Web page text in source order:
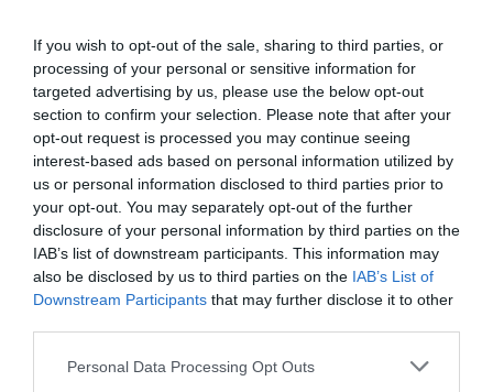
If you wish to opt-out of the sale, sharing to third parties, or
processing of your personal or sensitive information for
targeted advertising by us, please use the below opt-out
section to confirm your selection. Please note that after your
opt-out request is processed you may continue seeing
interest-based ads based on personal information utilized by
us or personal information disclosed to third parties prior to
your opt-out. You may separately opt-out of the further
disclosure of your personal information by third parties on the
IAB’s list of downstream participants. This information may
also be disclosed by us to third parties on the IAB’s List of
Downstream Participants that may further disclose it to other
Personal Data Processing Opt Outs
φιγουράρει τώρα στις μάσκες των B612. Viva
Frida!
Θα τις βρείτεεδώ
https://www.facebook.com/B612theplace/